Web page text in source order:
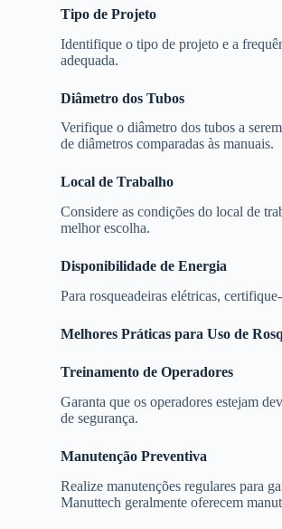
Tipo de Projeto
Identifique o tipo de projeto e a
adequada.
Diâmetro dos Tubos
Verifique o diâmetro dos tubos a
de diâmetros comparadas às manuais.
Local de Trabalho
Considere as condições do local de
melhor escolha.
Disponibilidade de Energia
Para rosqueadeiras elétricas,
Melhores Práticas para Uso de
Treinamento de Operadores
Garanta que os operadores estejam
de segurança.
Manutenção Preventiva
Realize manutenções regulares para
Manuttech geralmente oferecem